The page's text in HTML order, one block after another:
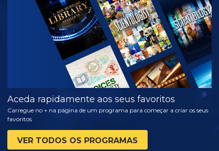
VER
EXPLORAR A
SÉRIE
Aceda rapidamente aos seus favoritos
Carregue no + na página de um programa para começar a criar os seus
favoritos
VER TODOS OS PROGRAMAS